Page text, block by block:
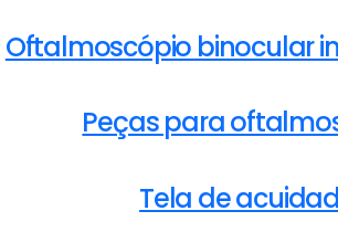
Oftalmoscópio binocular
Peças para
Tela de